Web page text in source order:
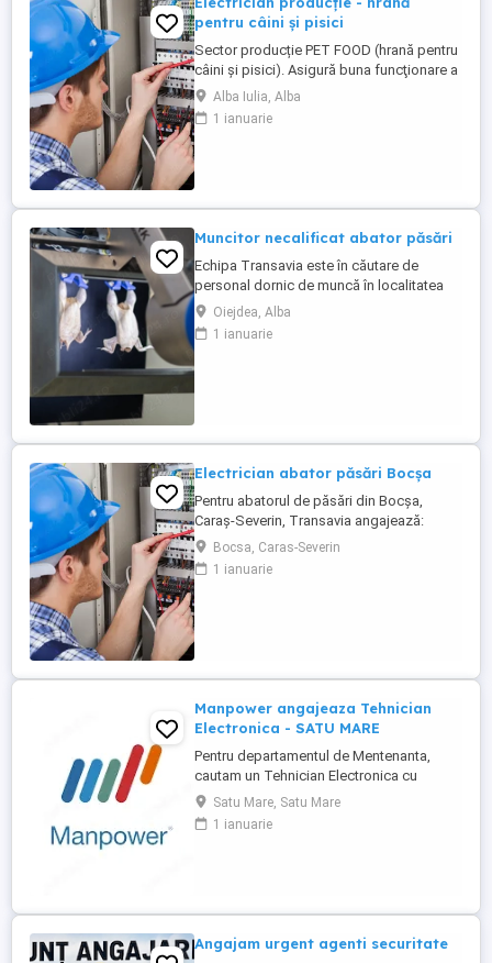
pentru câini și pisici
Sector producție PET FOOD (hrană pentru
câini și pisici). Asigură buna funcţionare a
instalaţiilor electrice şi de automatizare
ale utilaje. POSTUL ESTE LA IEȘIRE DIN
ALBA IULIA, JUD. ALBA! CERINȚE Studii:
Alba Iulia, Alba
1 ianuarie
Muncitor necalificat abator păsări
Echipa Transavia este în căutare de
personal dornic de muncă în localitatea
Oiejdea, jud. Alba. În acest moment avem
nevoie de personal în cadrul abatorului în
departamentul de rampă. Se lucrează
Oiejdea, Alba
1 ianuarie
Electrician abator păsări Bocșa
Pentru abatorul de păsări din Bocșa,
Caraș-Severin, Transavia angajează:
ELECTRICIAN (3 schimburi) Persoanele
selectate vor participa alături de angajaţi
experimentaţi la cunoaşterea domeniului
Bocsa, Caras-Severin
1 ianuarie
Manpower angajeaza Tehnician
Electronica - SATU MARE
Pentru departamentul de Mentenanta,
cautam un Tehnician Electronica cu
minimum 1 an experienta in domeniu
tehnic (electronic mecanic).
Responsabilitati: Asigura instalarea,
(mecanice, ...
Satu Mare, Satu Mare
1 ianuarie
Angajam urgent agenti securitate